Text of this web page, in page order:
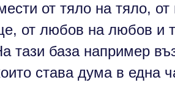
от тяло на тяло,
от любов на любов и
тази база например
става дума в една